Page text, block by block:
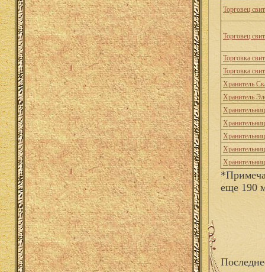
Торговец
Торговец
Торговка
Торговка
Хранитель
Хранитель
еще 190